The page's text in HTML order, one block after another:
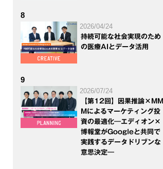
8
2026/04/24
持続可能な社会実現のため
の医療AIとデータ活用
9
2026/07/24
【第12回】因果推論×MM
Mによるマーケティング投
資の最適化―エディオン×
博報堂がGoogleと共同で
実践するデータドリブンな
意思決定―